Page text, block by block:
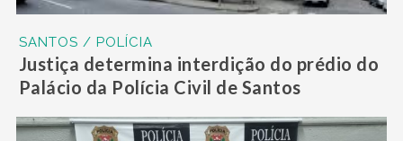
SANTOS / POLÍCIA
Justiça determina interdição do prédio do
Palácio da Polícia Civil de Santos